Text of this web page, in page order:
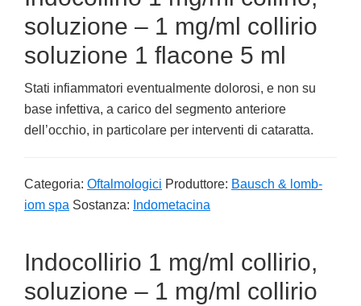
soluzione – 1 mg/ml collirio
soluzione 1 flacone 5 ml
Stati infiammatori eventualmente dolorosi, e non su
base infettiva, a carico del segmento anteriore
dell’occhio, in particolare per interventi di cataratta.
Categoria: Oftalmologici Produttore: Bausch & lomb-
iom spa Sostanza: Indometacina
Indocollirio 1 mg/ml collirio,
soluzione – 1 mg/ml collirio